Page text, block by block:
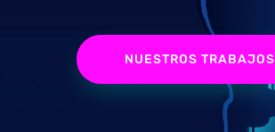
NUESTROS TRABAJOS